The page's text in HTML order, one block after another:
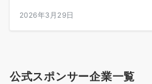
2026年3月29日
公式スポンサー企業一覧